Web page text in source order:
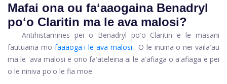
Mafai ona ou faʻaaogaina Benadryl
poʻo Claritin ma le ava malosi?
Antihistamines pei o Benadryl poʻo Claritin e le masani
fautuaina mo faaaoga i le ava malosi . O le inuina o nei vailaʻau
ma le 'ava malosi e ono faʻateleina ai le aʻafiaga o aʻafiaga e pei
o le niniva poʻo le fia moe.